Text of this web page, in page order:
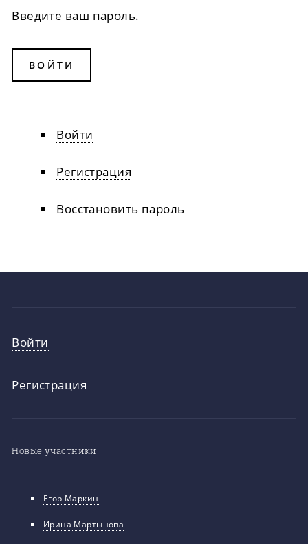
Введите ваш пароль.
ГлавныеВойти
Регистрация
Восстановить пароль
Войти
Регистрация
Новые участники
Егор Маркин
Ирина Мартынова